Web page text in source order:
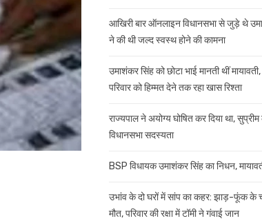
आखिरी बार ऑनलाइन विधानसभा से जुड़े थे
ने की थी जल्द स्वस्थ होने की कामना
उमाशंकर सिंह को छोटा भाई मानती थीं
परिवार को हिम्मत देने तक रहा खास रिश्ता
राज्यपाल ने अयोग्य घोषित कर दिया था, सुप्रीम
विधानसभा सदस्यता
BSP विधायक उमाशंकर सिंह का निधन,
उभांव के दो घरों में सांप का कहर: झाड़-फूंक के
मौत, परिवार की रक्षा में टॉमी ने गंवाई जान